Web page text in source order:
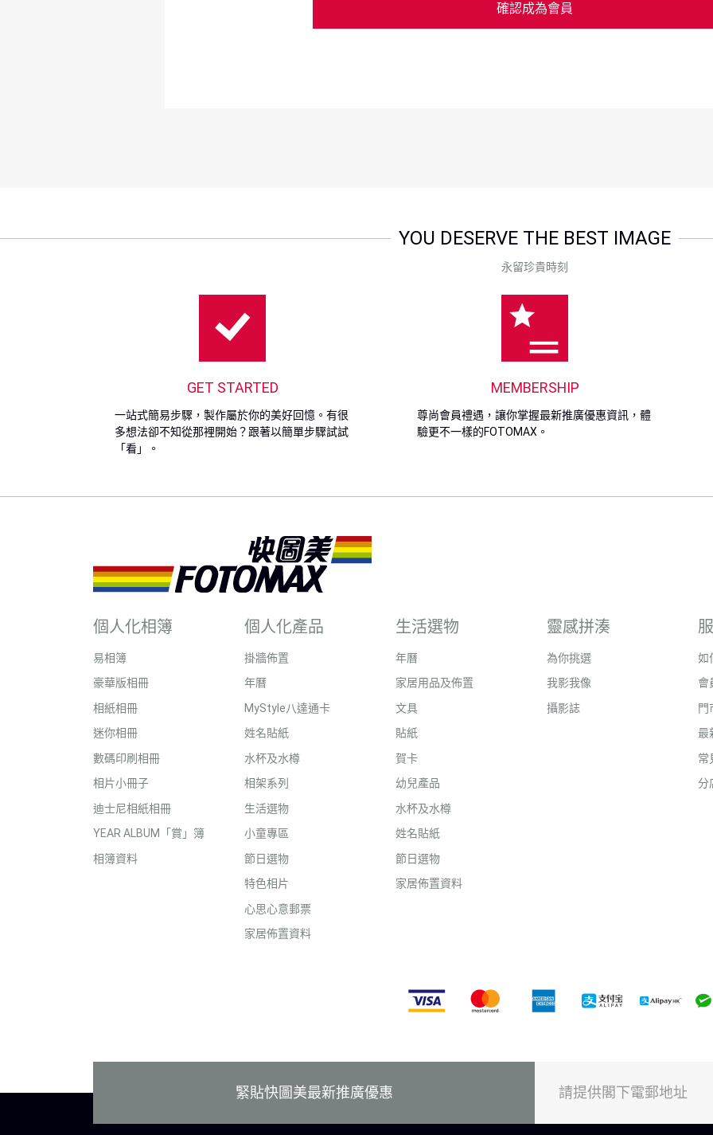
確認成為會員
YOU DESERVE THE BEST IMAGE
永留珍貴時刻
GET STARTED
一站式簡易步驟，製作屬於你的美好回憶。有很
多想法卻不知從那裡開始？跟著以簡單步驟試試
「看」。
MEMBERSHIP
尊尚會員禮遇，讓你掌握最新推廣優惠資訊，體
驗更不一樣的FOTOMAX。
個人化相簿
易相簿
豪華版相冊
相紙相冊
迷你相冊
數碼印刷相冊
相片小冊子
迪士尼相紙相冊
YEAR ALBUM「賞」簿
相簿資料
個人化產品
掛牆佈置
年曆
MyStyle八達通卡
姓名貼紙
水杯及水樽
相架系列
生活選物
小童專區
節日選物
特色相片
心思心意郵票
家居佈置資料
生活選物
年曆
家居用品及佈置
文具
貼紙
賀卡
幼兒產品
水杯及水樽
姓名貼紙
節日選物
家居佈置資料
靈感拼湊
為你挑選
我影我像
攝影誌
如
會
門
最
常
分
緊貼快圖美最新推廣優惠